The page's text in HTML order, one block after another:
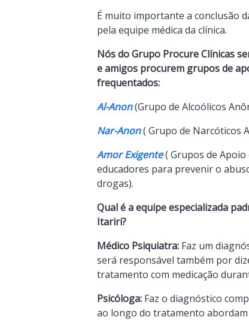
É muito importante a conclusão
pela equipe médica da clínica.
Nós do Grupo Procure Clínicas
e amigos procurem grupos de
frequentados:
Al-Anon(Grupo de Alcoólicos
Nar-Anon( Grupo de Narcóticos
Amor Exigente( Grupos de Apoio
educadores para prevenir o
drogas).
Qual é a equipe especializada
Itariri?
Médico Psiquiatra: Faz um
será responsável também por
tratamento com medicação
Psicóloga: Faz o diagnóstico
ao longo do tratamento